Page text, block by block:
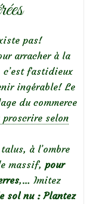
pas!
arracher à la
fastidieux
ingérable! Le
du commerce
proscrire selon
à l’ombre
massif, pour
,… Imitez
sol nu : Plantez